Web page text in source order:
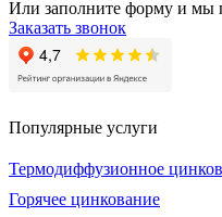
Или заполните форму и мы
Заказать звонок
Популярные услуги
Термодиффузионное
Горячее цинкование